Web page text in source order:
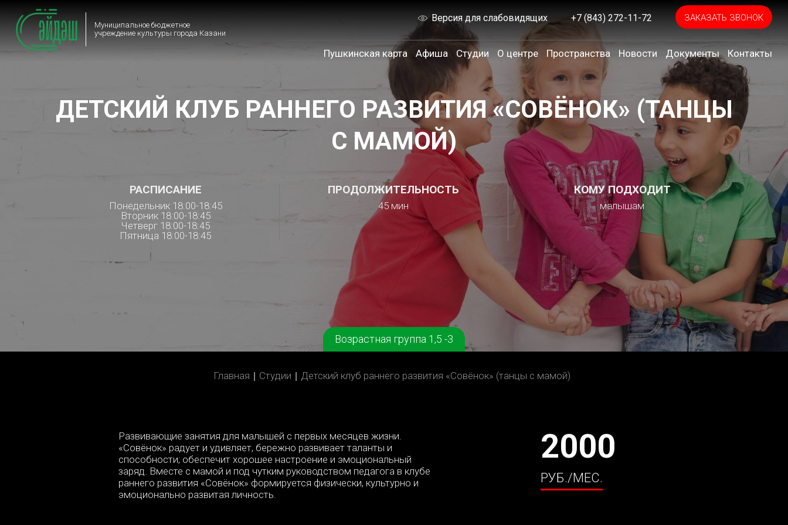
Муниципальное бюджетное
учреждение культуры города Казани
ЗАКАЗАТЬ ЗВОНОК
+7 (843) 272-11-72
Версия для слабовидящих
ОСНОВНАЯ
НАВИГАЦИЯ
Пушкинская карта Афиша Студии О центре Пространства Новости Документы Контакты
ДЕТСКИЙ КЛУБ РАННЕГО РАЗВИТИЯ «СОВЁНОК» (ТАНЦЫ
С МАМОЙ)
РАСПИСАНИЕ
Понедельник 18:00-18:45
Вторник 18:00-18:45
Четверг 18:00-18:45
Пятница 18:00-18:45
ПРОДОЛЖИТЕЛЬНОСТЬ
45 мин
КОМУ ПОДХОДИТ
малышам
Возрастная группа 1,5 -3
BREADCRUMBS
You
are
Главная Студии Детский клуб раннего развития «Совёнок» (танцы с мамой)
Развивающие занятия для малышей с первых месяцев жизни.
«Совёнок» радует и удивляет, бережно развивает таланты и
способности; обеспечит хорошее настроение и эмоциональный
заряд. Вместе с мамой и под чутким руководством педагога в клубе
раннего развития «Совёнок» формируется физически, культурно и
эмоционально развитая личность.
2000
РУБ./МЕС.